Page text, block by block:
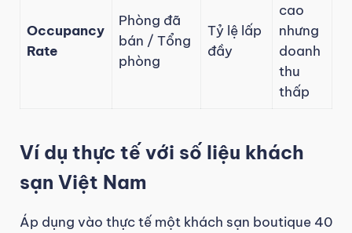
Occupancy
Rate
Phòng đã
bán / Tổng
phòng
Tỷ lệ lấp
đầy
cao
nhưng
doanh
thu
thấp
Ví dụ thực tế với số liệu khách
sạn Việt Nam
Áp dụng vào thực tế một khách sạn boutique 40